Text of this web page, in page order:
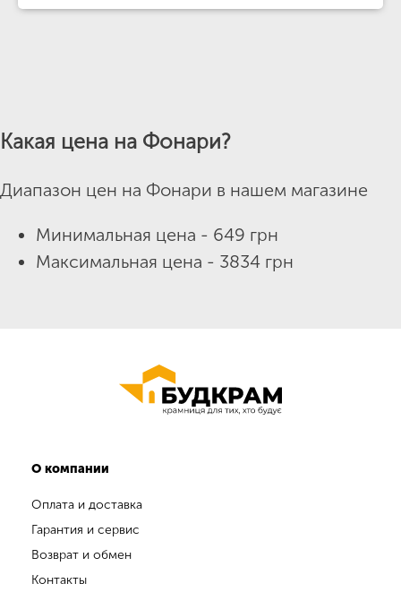
Какая цена на Фонари?
Диапазон цен на Фонари в нашем магазине
Минимальная цена - 649 грн
Максимальная цена - 3834 грн
О компании
Оплата и доставка
Гарантия и сервис
Возврат и обмен
Контакты